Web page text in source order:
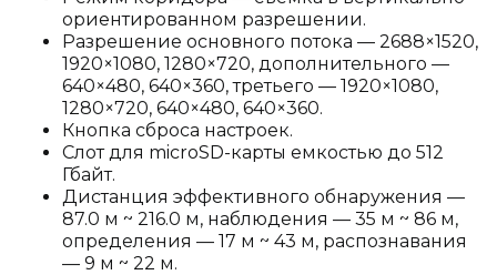
ориентированном разрешении.
Разрешение основного потока — 2688×1520,
1920×1080, 1280×720, дополнительного —
640×480, 640×360, третьего — 1920×1080,
1280×720, 640×480, 640×360.
Кнопка сброса настроек.
Слот для microSD-карты емкостью до 512
Гбайт.
Дистанция эффективного обнаружения —
87.0 м ~ 216.0 м, наблюдения — 35 м ~ 86 м,
определения — 17 м ~ 43 м, распознавания
— 9 м ~ 22 м.